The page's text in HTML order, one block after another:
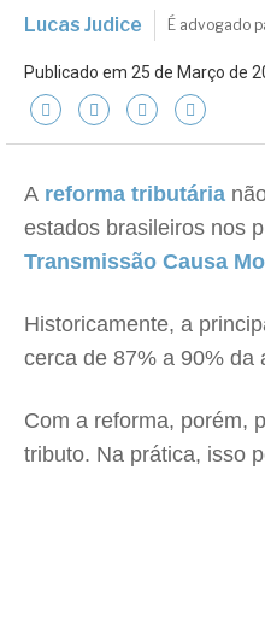
Lucas Judice É advogado
Publicado em 25 de Março de
A reforma tributária
estados brasileiros nos
Transmissão Causa
Historicamente, a
cerca de 87% a 90% da
Com a reforma, porém,
tributo. Na prática, isso